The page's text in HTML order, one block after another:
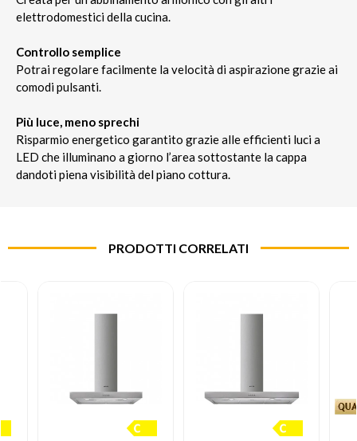
elettrodomestici della cucina.
Controllo semplice
Potrai regolare facilmente la velocità di aspirazione grazie ai
comodi pulsanti.
Più luce, meno sprechi
Risparmio energetico garantito grazie alle efficienti luci a
LED che illuminano a giorno l’area sottostante la cappa
dandoti piena visibilità del piano cottura.
PRODOTTI CORRELATI